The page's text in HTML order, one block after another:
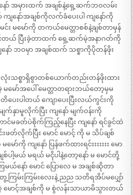
ျနော် အမှားထက် အချစ်နဲ့ရှေ့ဆက်ဘဝလမ်း
ကျနော်အချစ်ကိုလက်ခံပေးပါ ကျနော်ကို
င်း မမော်ကို တကယ်မေတ္တာစစ်နဲ့ချစ်တာမှန်
င်တယ် ပြီးခဲ့တာထက် ရှေ့ဆက်မဲ့အနာဂတ်ကို
နော် ဘဝမှာ အချစ်ထက် သစ္စာကိုပိုတန်ဖိုး
သစ္စာရှိစွာတစ်ယောက်တည်းတန်ဖိုးထား
မမော်အပေါ် မေတ္တာတရားဘယ်တော့မှမ
ပေးပါတယ် ကျောပေးပြီးလယ်ကွင်းကို
က်နှာမူလိုက်ပြီး ကျနော် မျက်ဝန်းကို
င်မခတ်ပဲစိုက်ကြည့်နေပြီး ကျနော် ရင်ခွင်ထဲ
းဖတ်လိုက်ပြီး မောင် မောင့် ကို မ သိပ်ချစ်
ကို ကျနော် ပြန်ဖက်ထားရင်းးးးးးး မော
ါ့မယ် မရယ် မငိုပါနဲ့တော့နော် မ မောင်တို့
ယ်နော် မောင် ပြောလေ မ အချစ်ဆိုတာ
ြမ်းကြမ်းလေးနဲ့ ညည သတိရအိပ်မပျှော်
ောင့်အချစ်ကို မ စွဲလန်းသာယာမိသွားတယ်